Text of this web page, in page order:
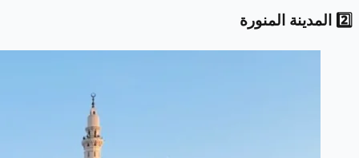
2️⃣ المدينة المنورة